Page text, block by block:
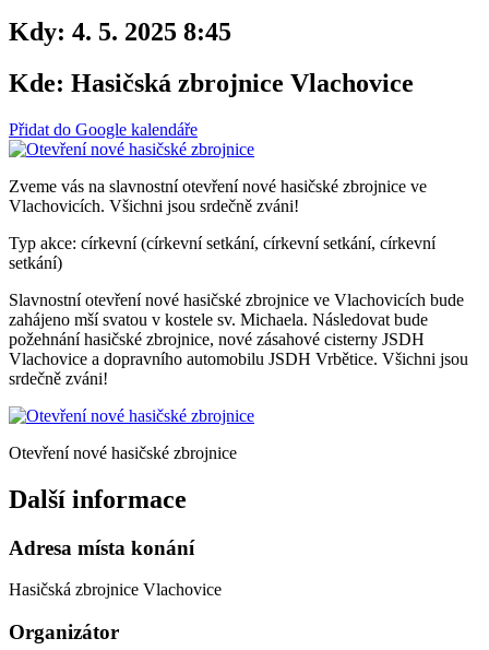
Kdy: 4. 5. 2025 8:45
Kde: Hasičská zbrojnice Vlachovice
Přidat do Google kalendáře
Zveme vás na slavnostní otevření nové hasičské zbrojnice ve
Vlachovicích. Všichni jsou srdečně zváni!
Typ akce: církevní (církevní setkání, církevní setkání, církevní
setkání)
Slavnostní otevření nové hasičské zbrojnice ve Vlachovicích bude
zahájeno mší svatou v kostele sv. Michaela. Následovat bude
požehnání hasičské zbrojnice, nové zásahové cisterny JSDH
Vlachovice a dopravního automobilu JSDH Vrbětice. Všichni jsou
srdečně zváni!
Otevření nové hasičské zbrojnice
Další informace
Adresa místa konání
Hasičská zbrojnice Vlachovice
Organizátor